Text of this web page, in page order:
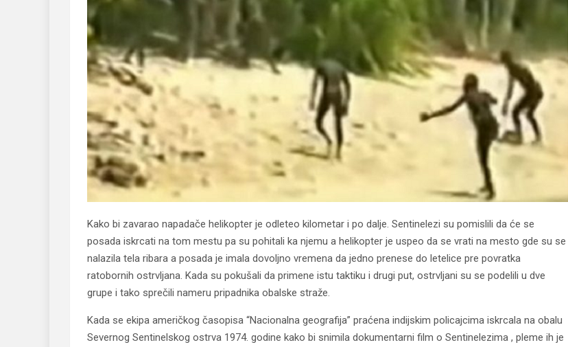
Kako bi zavarao napadače helikopter je odleteo kilometar i po dalje. Sentinelezi su pomislili da će se
posada iskrcati na tom mestu pa su pohitali ka njemu a helikopter je uspeo da se vrati na mesto gde su se
nalazila tela ribara a posada je imala dovoljno vremena da jedno prenese do letelice pre povratka
ratobornih ostrvljana. Kada su pokušali da primene istu taktiku i drugi put, ostrvljani su se podelili u dve
grupe i tako sprečili nameru pripadnika obalske straže.
Kada se ekipa američkog časopisa “Nacionalna geografija” praćena indijskim policajcima iskrcala na obalu
Severnog Sentinelskog ostrva 1974. godine kako bi snimila dokumentarni film o Sentinelezima , pleme ih je